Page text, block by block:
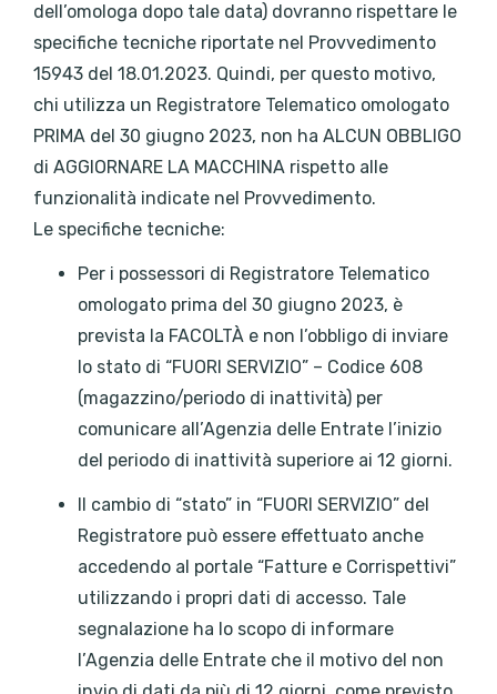
dell’omologa dopo tale data) dovranno rispettare le
specifiche tecniche riportate nel Provvedimento
15943 del 18.01.2023. Quindi, per questo motivo,
chi utilizza un Registratore Telematico omologato
PRIMA del 30 giugno 2023, non ha ALCUN OBBLIGO
di AGGIORNARE LA MACCHINA rispetto alle
funzionalità indicate nel Provvedimento.
Le specifiche tecniche:
Per i possessori di Registratore Telematico
omologato prima del 30 giugno 2023, è
prevista la FACOLTÀ e non l’obbligo di inviare
lo stato di “FUORI SERVIZIO” – Codice 608
(magazzino/periodo di inattività) per
comunicare all’Agenzia delle Entrate l’inizio
del periodo di inattività superiore ai 12 giorni.
Il cambio di “stato” in “FUORI SERVIZIO” del
Registratore può essere effettuato anche
accedendo al portale “Fatture e Corrispettivi”
utilizzando i propri dati di accesso. Tale
segnalazione ha lo scopo di informare
l’Agenzia delle Entrate che il motivo del non